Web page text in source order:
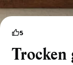
5
Trocken